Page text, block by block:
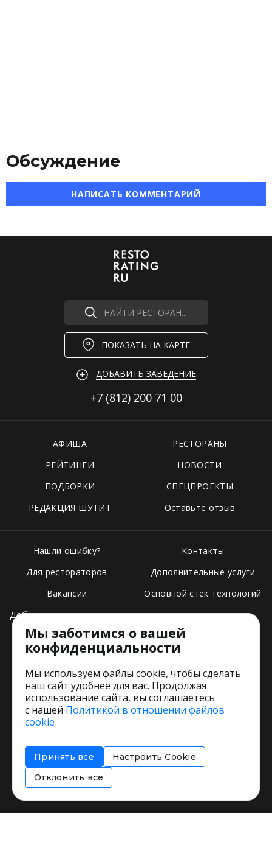
Обсуждение
НАПИСАТЬ КОММЕНТАРИЙ
НАЙТИ РЕСТОРАН...
ПОКАЗАТЬ НА КАРТЕ
ДОБАВИТЬ ЗАВЕДЕНИЕ
+7 (812) 200 71 00
АФИША
РЕСТОРАНЫ
РЕЙТИНГИ
НОВОСТИ
ПОДБОРКИ
СПЕЦПРОЕКТЫ
РЕДАКЦИЯ ШУТИТ
Оставьте отзыв
Нашли ошибку?
Для рестораторов
Вакансии
Добавить свое заведение
Тарифы
Контакты
Дополнительные услуги
Основной стек технологий
Пользовательское соглашение
Соглашение об информировании
Политика использования cookies
Мы заботимся о вашей
конфиденциальности
Мы используем файлы cookie, чтобы сделать
наш сайт удобнее для вас. Продолжая
использование сайта, вы соглашаетесь
с нашей Политикой в отношении файлов
cookie
Принять все
Настроить Cookie
Отклонить все